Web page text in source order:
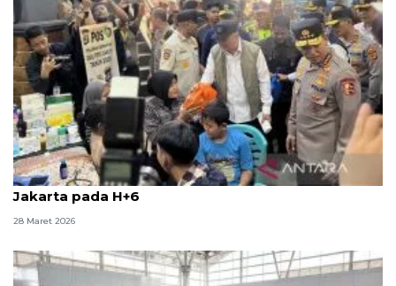
Kapolri sebut 2.561.629 pemudik sudah kembali ke
Jakarta pada H+6
28 Maret 2026